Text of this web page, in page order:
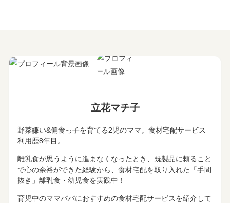
立花マチ子
野菜嫌い&偏食っ子を育てる2児のママ。食材宅配サービス
利用歴8年目。
離乳食が思うように進まなくなったとき、既製品に頼ること
で心の余裕ができた経験から、食材宅配を取り入れた「手間
抜き」離乳食・幼児食を実践中！
育児中のママパパにおすすめの食材宅配サービスを紹介して